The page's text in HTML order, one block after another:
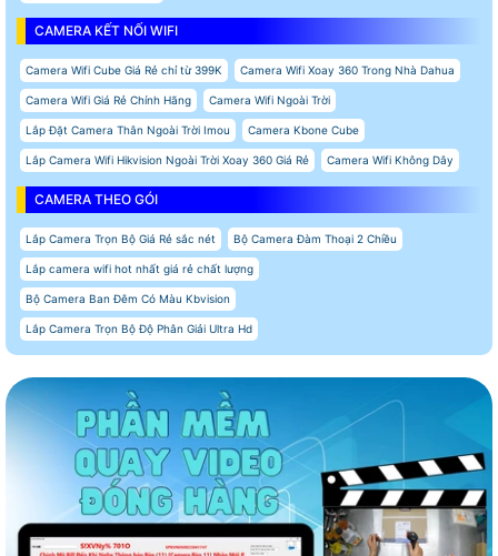
CAMERA KẾT NỐI WIFI
Camera Wifi Cube Giá Rẻ chỉ từ 399K Camera Wifi Xoay 360 Trong Nhà Dahua
Camera Wifi Giá Rẻ Chính Hãng Camera Wifi Ngoài Trời
Lắp Đặt Camera Thân Ngoài Trời Imou Camera Kbone Cube
Lắp Camera Wifi Hikvision Ngoài Trời Xoay 360 Giá Rẻ Camera Wifi Không Dây
CAMERA THEO GÓI
Lắp Camera Trọn Bộ Giá Rẻ sắc nét Bộ Camera Đàm Thoại 2 Chiều
Lắp camera wifi hot nhất giá rẻ chất lượng
Bộ Camera Ban Đêm Có Màu Kbvision
Lắp Camera Trọn Bộ Độ Phân Giải Ultra Hd